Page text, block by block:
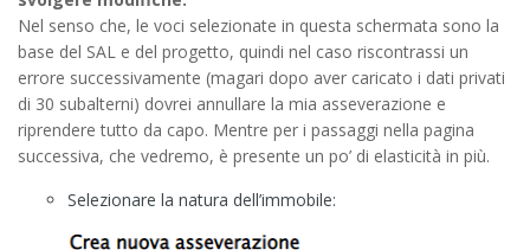
Nel senso che, le voci selezionate in questa schermata sono la
base del SAL e del progetto, quindi nel caso riscontrassi un
errore successivamente (magari dopo aver caricato i dati privati
di 30 subalterni) dovrei annullare la mia asseverazione e
riprendere tutto da capo. Mentre per i passaggi nella pagina
successiva, che vedremo, è presente un po’ di elasticità in più.
Selezionare la natura dell’immobile: